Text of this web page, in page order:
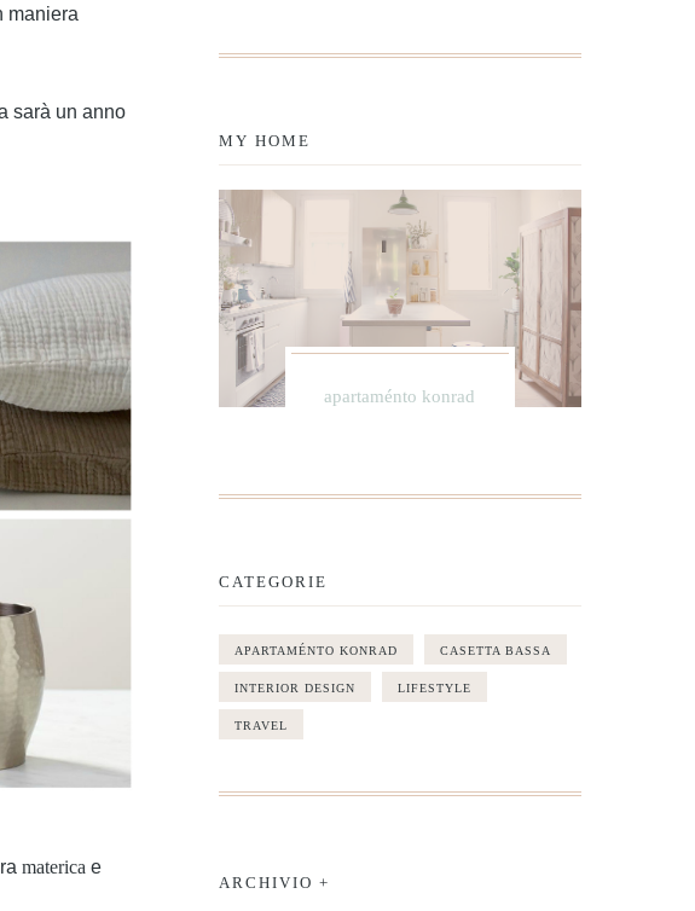
maniera
sarà un anno
materica e
MY HOME
apartaménto konrad
CATEGORIE
APARTAMÉNTO KONRAD CASETTA BASSA
INTERIOR DESIGN LIFESTYLE
TRAVEL
ARCHIVIO +